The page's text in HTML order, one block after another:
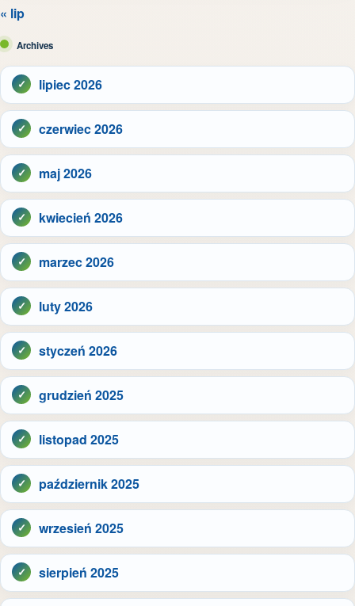
« lip
Archives
lipiec 2026
czerwiec 2026
maj 2026
kwiecień 2026
marzec 2026
luty 2026
styczeń 2026
grudzień 2025
listopad 2025
październik 2025
wrzesień 2025
sierpień 2025